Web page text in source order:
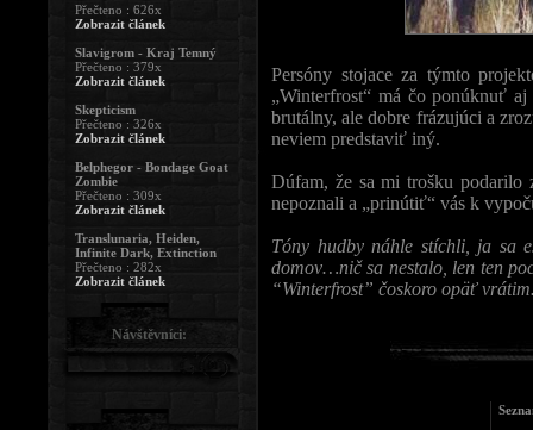
Persóny stojace za týmto
„Winterfrost“ má čo ponúknuť
brutálny, ale dobre frázujúci a
neviem predstaviť iný.
Dúfam, že sa mi trošku
nepoznali a „prinútiť“ vás k
Tóny hudby náhle stíchli, ja sa
domov…nič sa nestalo, len ten
“Winterfrost” čoskoro opäť
Přečteno : 626x
Zobrazit článek
Slavigrom - Kraj Temný
Přečteno : 379x
Zobrazit článek
Skepticism
Přečteno : 326x
Zobrazit článek
Belphegor - Bondage Goat
Zombie
Přečteno : 309x
Zobrazit článek
Translunaria, Heiden,
Infinite Dark, Extinction
Přečteno : 282x
Zobrazit článek
Návštěvníci: